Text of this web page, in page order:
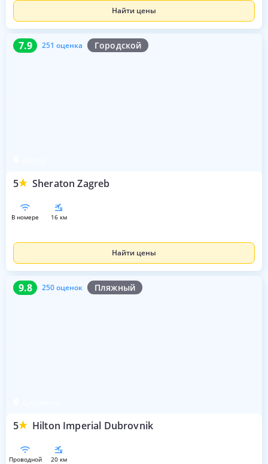
Найти цены
7.9 251 оценка Городской
5 Sheraton Zagreb
7.9 251 оценка
в номере 16 км
Найти цены
9.8 250 оценок Пляжный
5 Hilton Imperial Dubrovnik
9.8 250 оценок
проводной 20 км